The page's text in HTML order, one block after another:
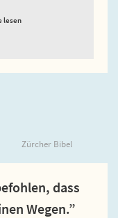
lesen
Zürcher Bibel
dass
Wegen.”